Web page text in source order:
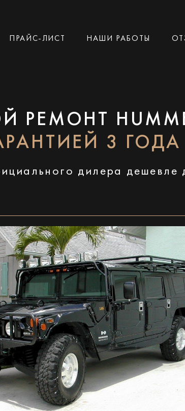
ПРАЙС-ЛИСТ НАШИ РАБОТЫ
РЕМОНТ
3 ГОДА
дилера дешевле